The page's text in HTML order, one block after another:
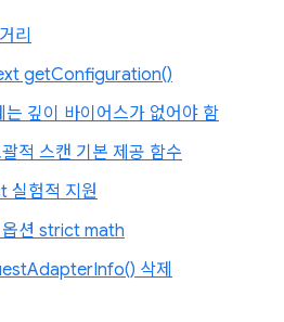
리
getConfiguration()
는 깊이 바이어스가 없어야 함
적 스캔 기본 제공 함수
험적 지원
옵션 strict math
삭제